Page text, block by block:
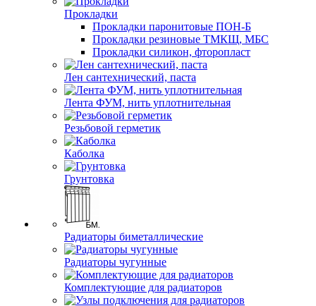
Прокладки
Прокладки паронитовые ПОН-Б
Прокладки резиновые ТМКЩ, МБС
Прокладки силикон, фторопласт
Лен сантехнический, паста
Лента ФУМ, нить уплотнительная
Резьбовой герметик
Каболка
Грунтовка
Радиаторы биметаллические
Радиаторы чугунные
Комплектующие для радиаторов